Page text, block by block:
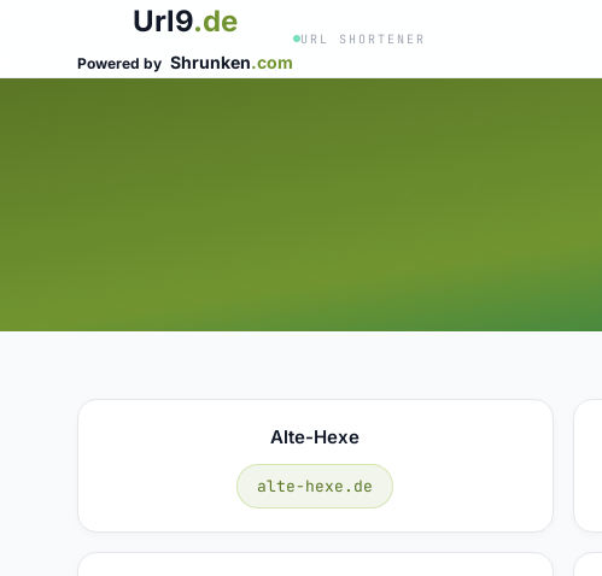
Url9.de
Powered by Shrunken.com
URL SHORTENER
Alte-Hexe
alte-hexe.de